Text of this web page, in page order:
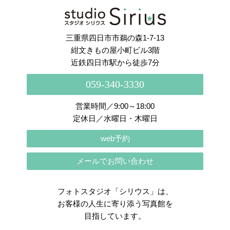
Instagram でフォロー
三重県四日市市鵜の森1-7-13
紺文きもの屋小町ビル3階
近鉄四日市駅から徒歩7分
059-340-3330
営業時間／9:00～18:00
定休日／水曜日・木曜日
web予約
メールでお問い合わせ
フォトスタジオ「シリウス」は、
お客様の人生に寄り添う写真館を
目指しています。